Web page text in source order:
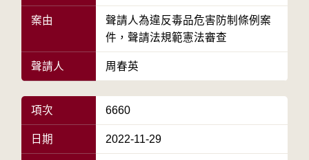
案由
聲請人為違反毒品危害防制條例案
件，聲請法規範憲法審查
聲請人 周春英
項次 6660
日期 2022-11-29